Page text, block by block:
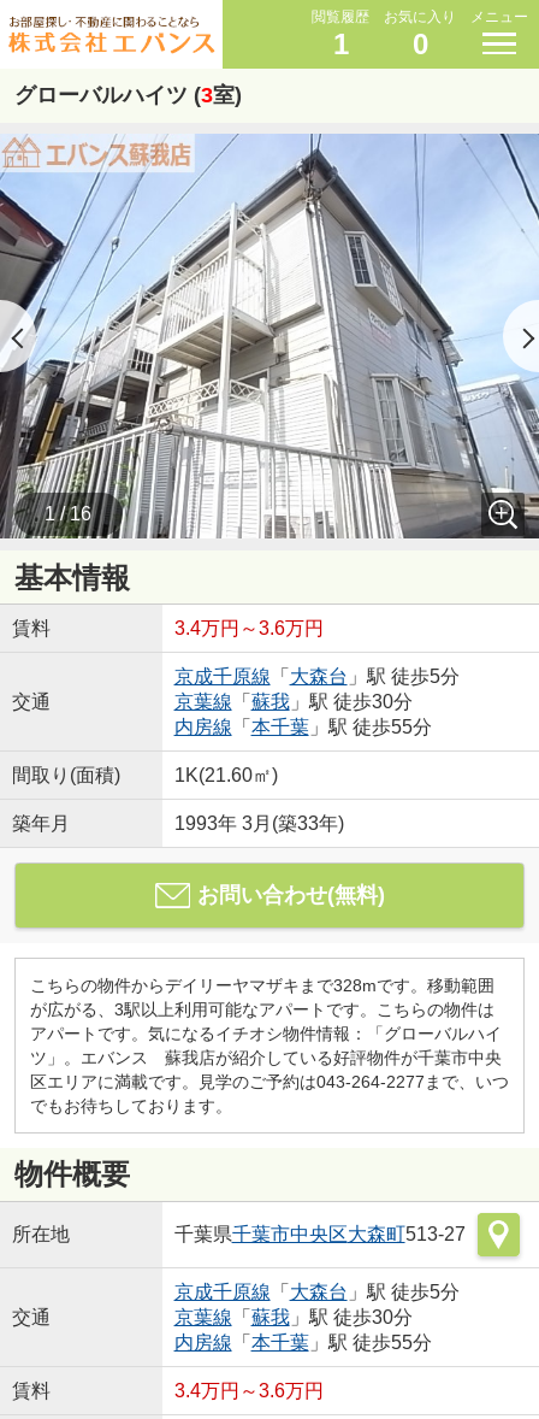
閲覧履歴
1
お気に入り
0
メニュー
グローバルハイツ (3室)
1 / 16
基本情報
賃料 3.4万円～3.6万円
交通
京成千原線 「 大森台 」駅 徒歩5分
京葉線 「 蘇我」駅 徒歩30分
内房線 「 本千葉」駅 徒歩55分
間取り(面積) 1K(21.60㎡)
築年月 1993年 3月(築33年)
お問い合わせ(無料)
こちらの物件からデイリーヤマザキまで328mです。移動範囲
が広がる、3駅以上利用可能なアパートです。こちらの物件は
アパートです。気になるイチオシ物件情報：「グローバルハイ
ツ」。エバンス 蘇我店が紹介している好評物件が千葉市中央
区エリアに満載です。見学のご予約は043-264-2277まで、いつ
でもお待ちしております。
物件概要
所在地 千葉県千葉市中央区大森町513-27
交通
京成千原線 「 大森台 」駅 徒歩5分
京葉線 「 蘇我」駅 徒歩30分
内房線 「 本千葉」駅 徒歩55分
賃料 3.4万円～3.6万円